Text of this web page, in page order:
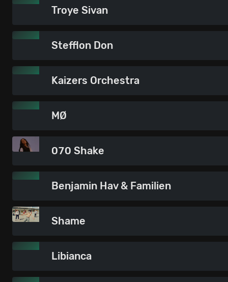
Troye Sivan
Stefflon Don
Kaizers Orchestra
MØ
070 Shake
Benjamin Hav & Familien
Shame
Libianca